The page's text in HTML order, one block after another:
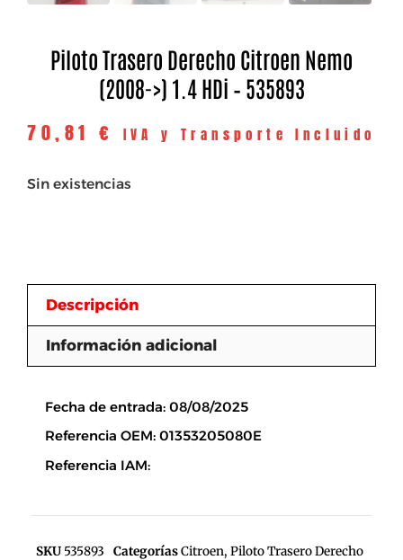
Piloto Trasero Derecho Citroen Nemo
(2008->) 1.4 HDi – 535893
70,81 € IVA y Transporte Incluido
Sin existencias
Descripción
Información adicional
Fecha de entrada: 08/08/2025
Referencia OEM: 01353205080E
Referencia IAM:
SKU 535893 CategoríasCitroen, Piloto Trasero Derecho